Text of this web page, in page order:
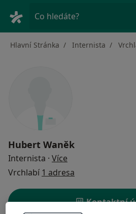
Co hledáte?
Hlavní Stránka Internista
Hubert Waněk
Internista · Více
Vrchlabí 1 adresa
Kontaktní